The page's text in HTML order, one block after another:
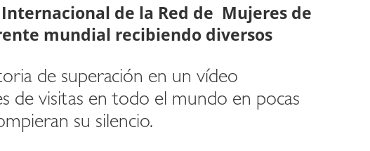
de la Red de Mujeres de
mundial recibiendo diversos
de superación en un vídeo
de visitas en todo el mundo en pocas
su silencio.